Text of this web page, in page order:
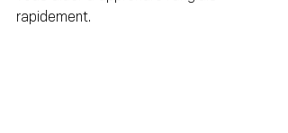
rapidement.